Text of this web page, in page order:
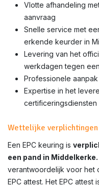
Vlotte afhandeling
aanvraag
Snelle service met
erkende keurder in
Levering van het
werkdagen tegen
Professionele
Expertise in het
certificeringsdiensten
Wettelijke verplichtingen
Een EPC keuring is
een pand in Middelkerke.
verantwoordelijk voor het
EPC attest. Het EPC attest